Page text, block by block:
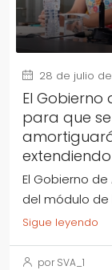
28 de julio
El
para que
El Gobierno
del módulo de
Sigue leyendo
por SVA_1